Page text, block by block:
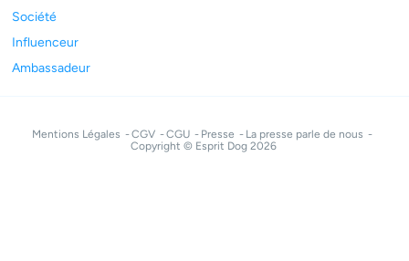
Société
Influenceur
Ambassadeur
Mentions Légales CGV CGU Presse
La presse parle de nous
Copyright © Esprit Dog 2026